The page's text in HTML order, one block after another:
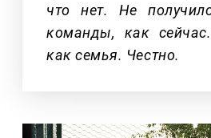
что нет. Не
команды, как
как семья. Честно.